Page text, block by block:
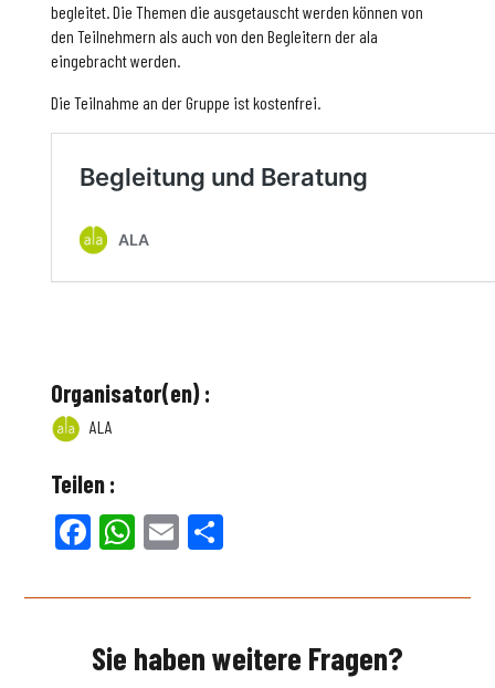
begleitet. Die Themen die ausgetauscht werden können von
den Teilnehmern als auch von den Begleitern der ala
eingebracht werden.
Die Teilnahme an der Gruppe ist kostenfrei.
Organisator(en) :
ALA
Teilen :
Facebook
WhatsApp
Email
Sie haben weitere Fragen?